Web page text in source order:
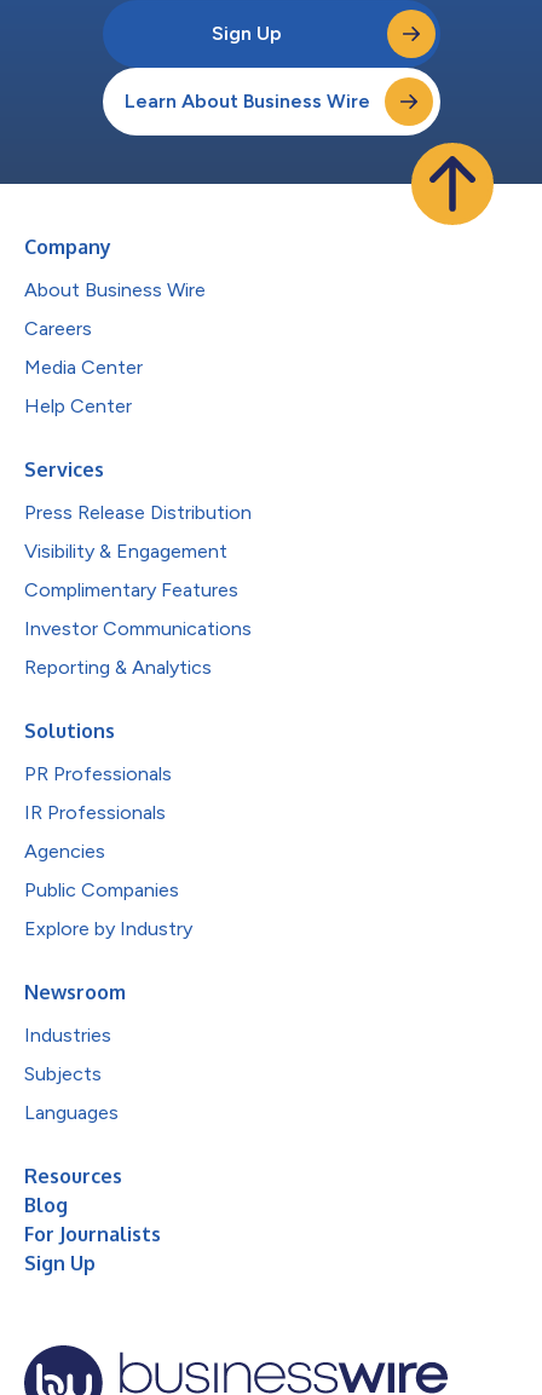
Sign Up
Learn About Business Wire
Company
About Business Wire
Careers
Media Center
Help Center
Services
Press Release Distribution
Visibility & Engagement
Complimentary Features
Investor Communications
Reporting & Analytics
Solutions
PR Professionals
IR Professionals
Agencies
Public Companies
Explore by Industry
Newsroom
Industries
Subjects
Languages
Resources
Blog
For Journalists
Sign Up